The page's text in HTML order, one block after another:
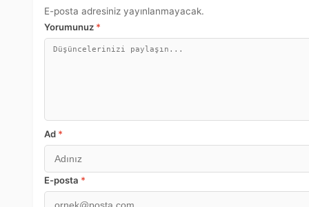
E-posta adresiniz yayınlanmayacak.
Yorumunuz *
Ad *
E-posta *